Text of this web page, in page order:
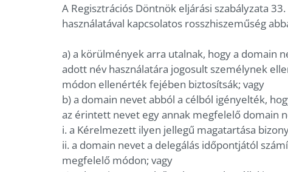
A Regisztrációs Döntnök eljárási szabályzata
használatával kapcsolatos rosszhiszeműség
a) a körülmények arra utalnak, hogy a domain
adott név használatára jogosult személynek
módon ellenérték fejében biztosítsák; vagy
b) a domain nevet abból a célból igényelték,
az érintett nevet egy annak megfelelő domain
i. a Kérelmezett ilyen jellegű magatartása
ii. a domain nevet a delegálás időpontjától
megfelelő módon; vagy